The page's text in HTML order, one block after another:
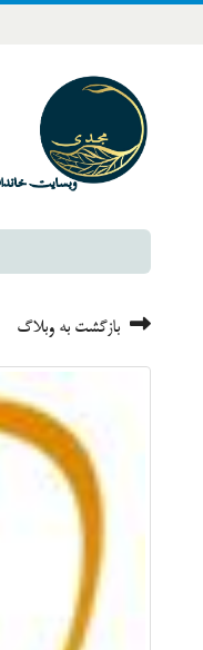
بازگشت به وبلاگ